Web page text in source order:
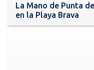
La Mano de Punta
en la Playa Brava